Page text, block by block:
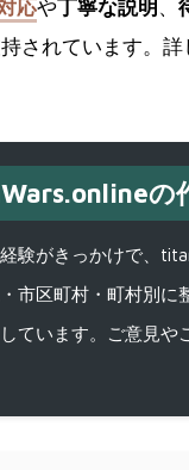
応や丁寧な説明 、
されています。
の
がきっかけで、
市区町村・町村別に
ています。ご意見や